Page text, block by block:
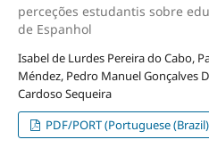
perceções estudantis sobre
de Espanhol
Isabel de Lurdes Pereira do Cabo,
Méndez, Pedro Manuel Gonçalves
Cardoso Sequeira
PDF/PORT (Portuguese